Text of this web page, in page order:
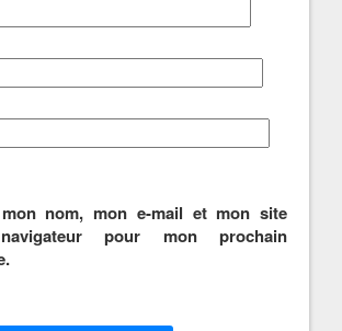
nom, mon e-mail et mon site
pour mon prochain